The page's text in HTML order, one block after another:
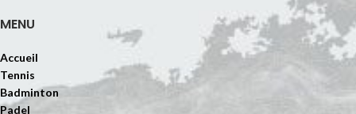
MENU
Accueil
Tennis
Badminton
Padel